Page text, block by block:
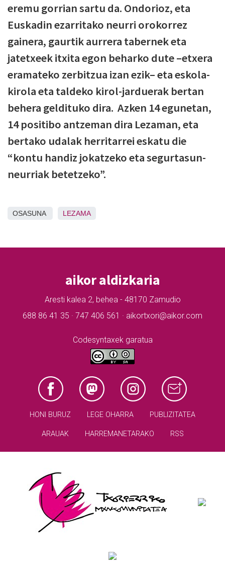
eremu gorrian sartu da. Ondorioz, eta
Euskadin ezarritako neurri orokorrez
gainera, gaurtik aurrera tabernek eta
jatetxeek itxita egon beharko dute –etxera
eramateko zerbitzua izan ezik– eta eskola-
kirola eta taldeko kirol-jarduerak bertan
behera geldituko dira. Azken 14 egunetan,
14 positibo antzeman dira Lezaman, eta
bertako udalak herritarrei eskatu die
“kontu handiz jokatzeko eta segurtasun-
neurriak betetzeko”.
OSASUNA LEZAMA
aikor aldizkaria
Aresti kalea 2, behea - 48170 Zamudio
688 86 41 35 · 747 406 561 · aikortxori@aikor.com
Codesyntaxek garatua
HONI BURUZ LEGE OHARRA PUBLIZITATEA
ARAUAK HARREMANETARAKO RSS